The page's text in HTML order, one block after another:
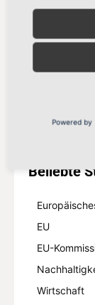
Beliebte
EU
EU-
Wirtschaft
Powered by